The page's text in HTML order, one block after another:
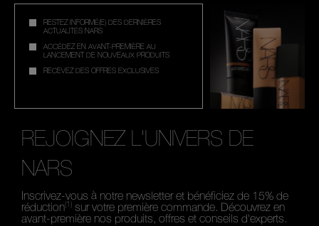
RESTEZ INFORMÉ(E) DES DERNIÈRES
ACTUALITÉS NARS
ACCÉDEZ EN AVANT-PREMIÈRE AU
LANCEMENT DE NOUVEAUX PRODUITS
RECEVEZ DES OFFRES EXCLUSIVES
REJOIGNEZ L'UNIVERS DE
NARS
Inscrivez-vous à notre newsletter et bénéficiez de 15% de
réduction(1) sur votre première commande. Découvrez en
avant-première nos produits, offres et conseils d'experts.